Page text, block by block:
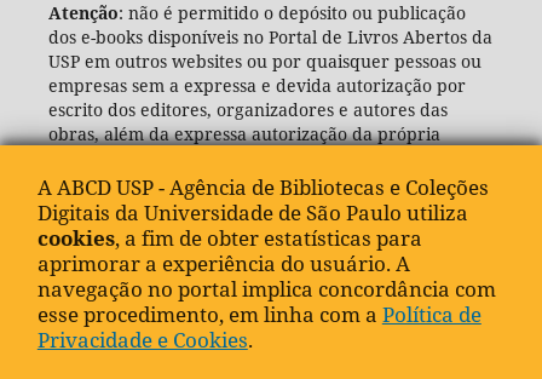
Atenção: não é permitido o depósito ou publicação
dos e-books disponíveis no Portal de Livros Abertos da
USP em outros websites ou por quaisquer pessoas ou
empresas sem a expressa e devida autorização por
escrito dos editores, organizadores e autores das
obras, além da expressa autorização da própria
(ABCD-USP).
A ABCD USP - Agência de Bibliotecas e Coleções
Digitais da Universidade de São Paulo utiliza
cookies, a fim de obter estatísticas para
aprimorar a experiência do usuário. A
navegação no portal implica concordância com
esse procedimento, em linha com a Política de
Privacidade e Cookies.